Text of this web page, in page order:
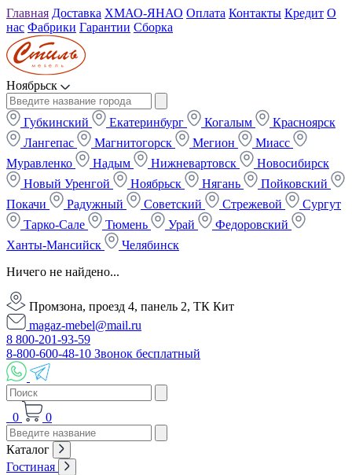
Главная Доставка ХМАО-ЯНАО Оплата Контакты Кредит О
нас Фабрики Гарантии Сборка
Ноябрьск
Губкинский Екатеринбург Когалым
Красноярск
Лангепас
Магнитогорск Мегион
Миасс
Муравленко
Надым Нижневартовск
Новосибирск
Новый Уренгой
Ноябрьск Нягань
Пойковский
Покачи
Радужный Советский Стрежевой
Сургут
Тарко-Сале
Тюмень Урай
Федоровский
Ханты-Мансийск
Челябинск
Ничего не найдено...
Промзона, проезд 4, панель 2, ТК Кит
magaz-mebel@mail.ru
8 800-201-93-59
8-800-600-48-10 Звонок бесплатный
0 0
Каталог
Гостиная